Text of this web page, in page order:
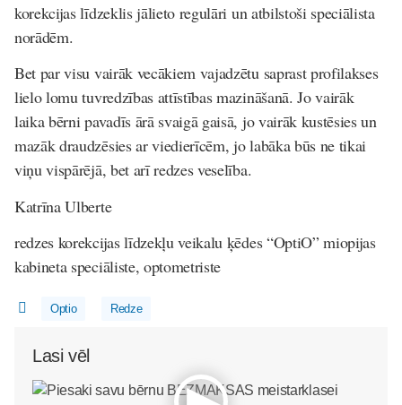
korekcijas līdzeklis jālieto regulāri un atbilstoši speciālista
norādēm.
Bet par visu vairāk vecākiem vajadzētu saprast profilakses
lielo lomu tuvredzības attīstības mazināšanā. Jo vairāk
laika bērni pavadīs ārā svaigā gaisā, jo vairāk kustēsies un
mazāk draudzēsies ar viedierīcēm, jo labāka būs ne tikai
viņu vispārējā, bet arī redzes veselība.
Katrīna Ulberte
redzes korekcijas līdzekļu veikalu ķēdes “OptiO” miopijas
kabineta speciāliste, optometriste
Optio Redze
Lasi vēl